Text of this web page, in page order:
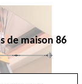
de maison 86